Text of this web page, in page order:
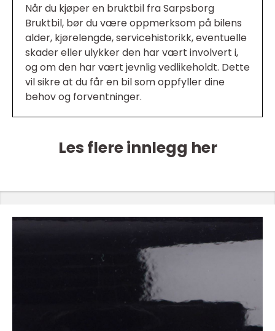
Når du kjøper en bruktbil fra Sarpsborg
Bruktbil, bør du være oppmerksom på bilens
alder, kjørelengde, servicehistorikk, eventuelle
skader eller ulykker den har vært involvert i,
og om den har vært jevnlig vedlikeholdt. Dette
vil sikre at du får en bil som oppfyller dine
behov og forventninger.
Les flere innlegg her